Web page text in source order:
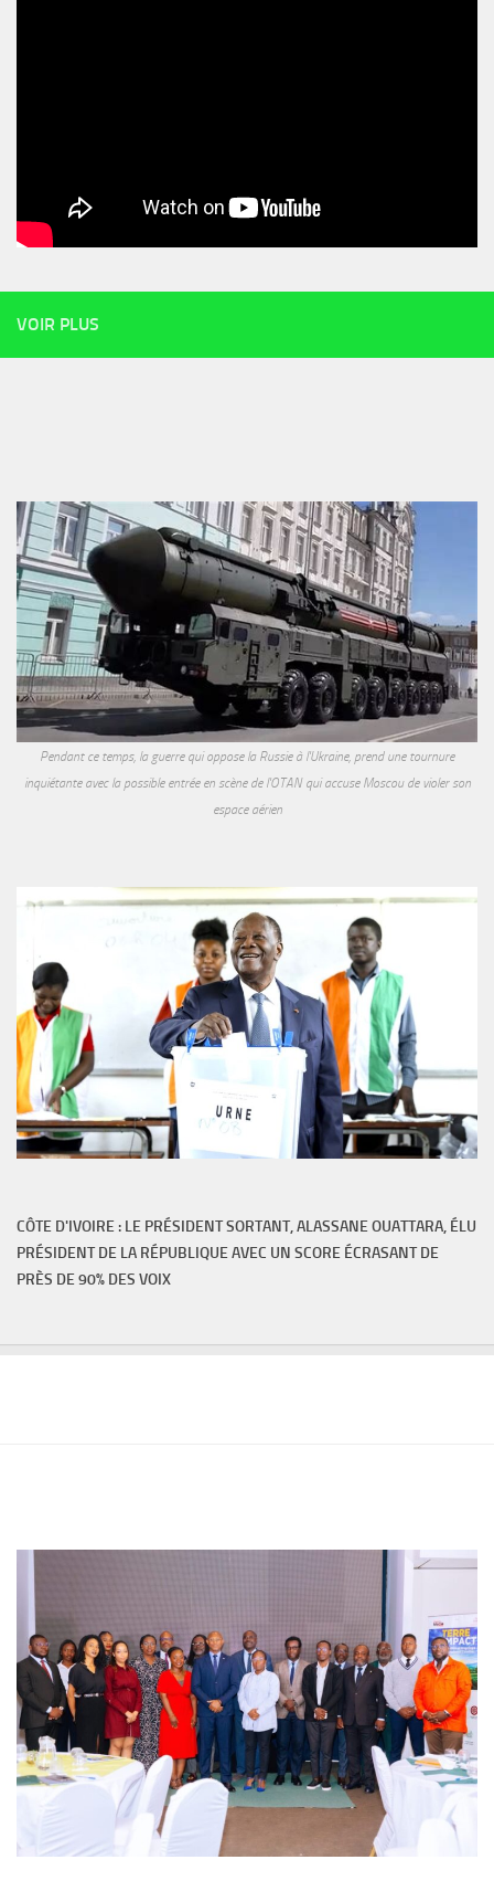
VOIR PLUS
Pendant ce temps, la guerre qui oppose la Russie à l'Ukraine, prend une tournure
inquiétante avec la possible entrée en scène de l'OTAN qui accuse Moscou de violer son
espace aérien
CÔTE D'IVOIRE : LE PRÉSIDENT SORTANT, ALASSANE OUATTARA, ÉLU
PRÉSIDENT DE LA RÉPUBLIQUE AVEC UN SCORE ÉCRASANT DE
PRÈS DE 90% DES VOIX